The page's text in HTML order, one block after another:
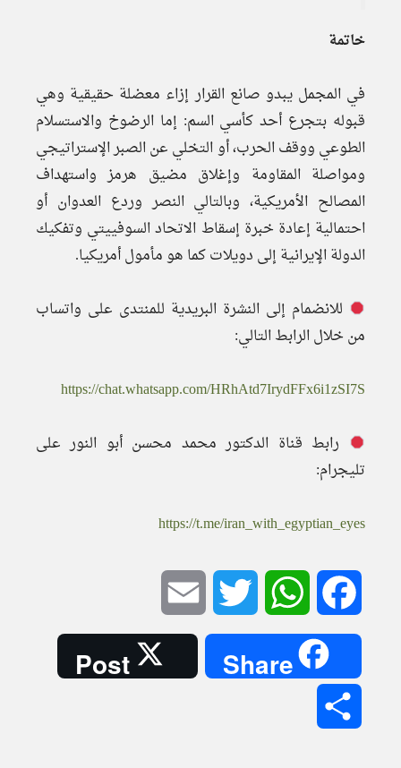
خاتمة
في المجمل يبدو صانع القرار إزاء معضلة حقيقية وهي
قبوله بتجرع أحد كأسي السم: إما الرضوخ والاستسلام
الطوعي ووقف الحرب، أو التخلي عن الصبر الإستراتيجي
ومواصلة المقاومة وإغلاق مضيق هرمز واستهداف
المصالح الأمريكية، وبالتالي النصر وردع العدوان أو
احتمالية إعادة خبرة إسقاط الاتحاد السوفييتي وتفكيك
الدولة الإيرانية إلى دويلات كما هو مأمول أمريكيا.
للانضمام إلى النشرة البريدية للمنتدى على واتساب
من خلال الرابط التالي:
https://chat.whatsapp.com/HRhAtd7IrydFFx6i1zSI7S
رابط قناة الدكتور محمد محسن أبو النور على
تليجرام:
https://t.me/iran_with_egyptian_eyes
Facebook
WhatsApp
Twitter
Share
Post